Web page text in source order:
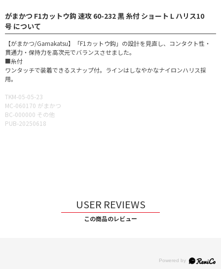
がまかつ F1カットウ鈎 速攻 60-232 黒 糸付 ショート L ハリス10
号 について
【がまかつ/Gamakatsu】「F1カットウ鈎」の設計を見直し、コンタクト性・
貫通力・保持力を高次元でバランスさせました。
■糸付
ワンタッチで装着できるスナップ付。ラインはしなやかなナイロンハリス採
用。
TKM-05-05-23
MC-060170 がまかつ
BC-000000 その他
PUB-20250618
USER REVIEWS
この商品のレビュー